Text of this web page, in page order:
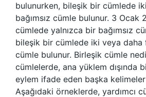
bulunurken, bileşik bir cümlede
bağımsız cümle bulunur. 3 Ocak
cümlede yalnızca bir bağımsız
bileşik bir cümlede iki veya daha
cümle bulunur. Birleşik cümle
cümlelerde, ana yüklem dışında
eylem ifade eden başka kelimeler
Aşağıdaki örneklerde, yardımcı